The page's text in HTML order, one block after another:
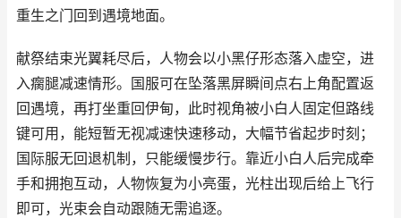
重生之门回到遇境地面。
献祭结束光翼耗尽后，人物会以小黑仔形态落入虚空，进
入瘸腿减速情形。国服可在坠落黑屏瞬间点右上角配置返
回遇境，再打坐重回伊甸，此时视角被小白人固定但路线
键可用，能短暂无视减速快速移动，大幅节省起步时刻；
国际服无回退机制，只能缓慢步行。靠近小白人后完成牵
手和拥抱互动，人物恢复为小亮蛋，光柱出现后给上飞行
即可，光束会自动跟随无需追逐。